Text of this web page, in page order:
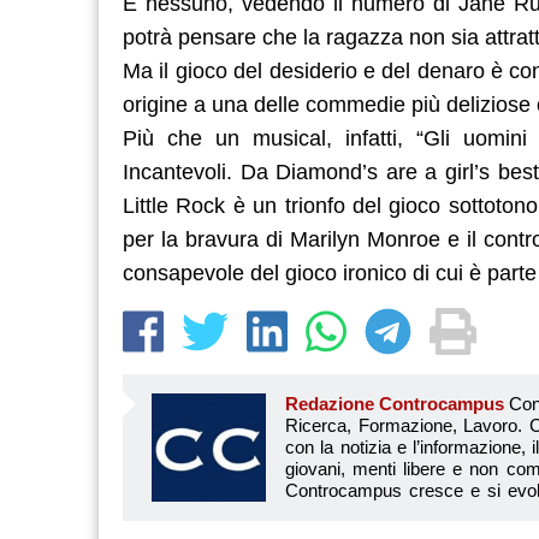
potrà pensare che la ragazza non sia
Ma il gioco del desiderio e del denaro è
origine a una delle commedie più
Più che un musical, infatti, “Gli
Incantevoli. Da Diamond’s are a girl’s
Little Rock è un trionfo del gioco
per la bravura di Marilyn Monroe e il
consapevole del gioco ironico di cui è
Redazione Controcampus Controcampus è Il magazine più letto dai giovani su: Scuola, Università, Ricerca, Formazione, Lavoro. Controcampus nasce nell’ottobre 2001 con la missione di affiancare con la notizia e l’informazione, il mondo dell’istruzione e dell’università. Il suo cuore pulsante sono i giovani, menti libere e non compromesse da nessun interesse di parte. Il progetto è ambizioso e Controcampus cresce e si evolve arricchendo il proprio staff con nuovi giovani vogliosi di